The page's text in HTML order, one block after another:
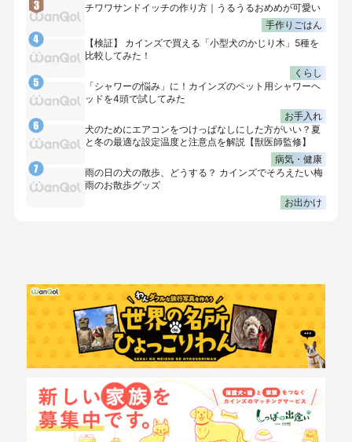
チワワサンドイッチの作り方｜うるうるおめめが可愛い
手作りごはん
【検証】 カインズで買える「小型犬のかじり木」5種を
比較してみた！
くらし
「シャワーの悩み」に！カインズのペット用シャワーヘ
ッドを4頭で試してみた
お手入れ
犬のためにエアコンをつけっぱなしにした方がいい？夏
と冬の最適な設定温度と注意点を解説【獣医師監修】
病気・健康
雨の日の犬の散歩、どうする？ カインズでそろえたい梅
雨のお散歩グッズ
お出かけ